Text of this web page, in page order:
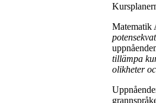
Matematik
tillämpa
olikheter